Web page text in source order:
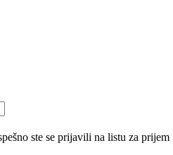
ste se prijavili na listu za prijem